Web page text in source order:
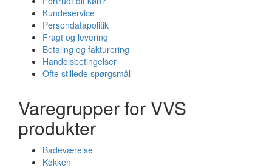
Kundeservice
Persondatapolitik
Fragt og levering
Betaling og fakturering
Handelsbetingelser
Ofte stillede spørgsmål
Varegrupper for VVS
produkter
Badeværelse
Køkken